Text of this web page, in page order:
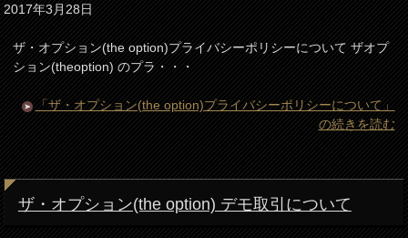
2017年3月28日
ザ・オプション(the option)プライバシーポリシーについて ザオプ
ション(theoption) のプラ・・・
「ザ・オプション(the option)プライバシーポリシーについて」
の続きを読む
ザ・オプション(the option) デモ取引について